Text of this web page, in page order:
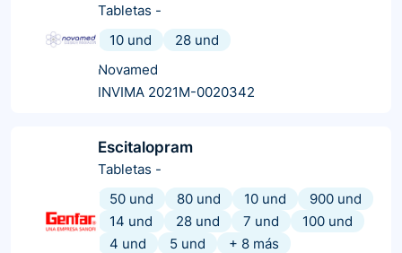
Tabletas -
10 und
28 und
Novamed
INVIMA 2021M-0020342
Escitalopram
Tabletas -
50 und
80 und 10 und
900 und
14 und
28 und 7 und
100 und
4 und
5 und + 8 más